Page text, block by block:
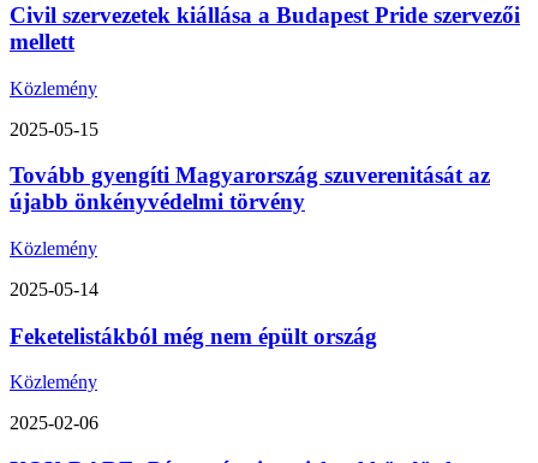
Civil szervezetek kiállása a Budapest Pride szervezői
mellett
Közlemény
2025-05-15
Tovább gyengíti Magyarország szuverenitását az
újabb önkényvédelmi törvény
Közlemény
2025-05-14
Feketelistákból még nem épült ország
Közlemény
2025-02-06